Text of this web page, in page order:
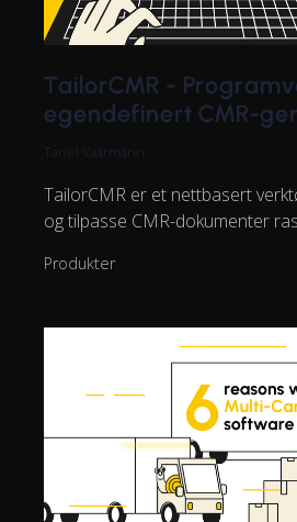
TailorCMR -
egendefinert CMR-
Tanel Vaarmann
TailorCMR er et nettbasert
og tilpasse CMR-dokumenter
Produkter